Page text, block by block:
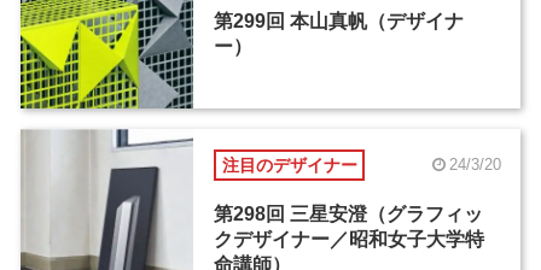
第299回 本山真帆（デザイナ
ー）
注目のデザイナー 24/3/20
第298回 三星安澄（グラフィッ
クデザイナー／昭和女子大学特
命講師）